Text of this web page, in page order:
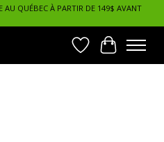
AU QUÉBEC À PARTIR DE 149$ AVANT
Liste dePanier